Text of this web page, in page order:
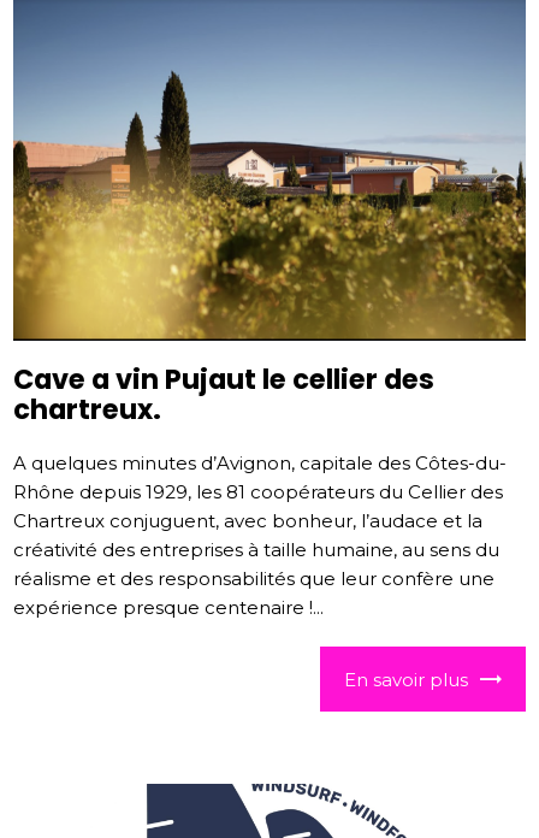
Cave a vin Pujaut le cellier des
chartreux.
A quelques minutes d’Avignon, capitale des Côtes-du-
Rhône depuis 1929, les 81 coopérateurs du Cellier des
Chartreux conjuguent, avec bonheur, l’audace et la
créativité des entreprises à taille humaine, au sens du
réalisme et des responsabilités que leur confère une
expérience presque centenaire !...
En savoir plus